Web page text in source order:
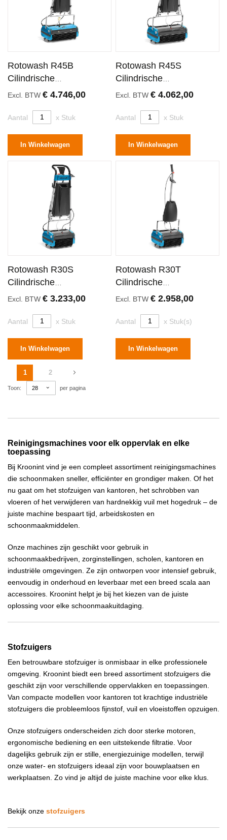
Rotowash R45B
Cilindrische
Schrobmachine 44
Excl. BTW € 4.746,00
Aantal x Stuk
In Winkelwagen
Rotowash R45S
Cilindrische
Schrobmachine 44
Excl. BTW€ 4.062,00
Aantal x Stuk
In Winkelwagen
Rotowash R30S
Cilindrische
Schrobmachine 30
Excl. BTW € 3.233,00
Aantal x Stuk
In Winkelwagen
Rotowash R30T
Cilindrische
Schrobmachine 30
Excl. BTW€ 2.958,00
Aantal x Stuk(s)
In Winkelwagen
PaginaU lees momenteel pagina
1 Pagina
2
Toon per pagina
Reinigingsmachines voor elk oppervlak en elke
toepassing
Bij Kroonint vind je een compleet assortiment reinigingsmachines
die schoonmaken sneller, efficiënter en grondiger maken. Of het
nu gaat om het stofzuigen van kantoren, het schrobben van
vloeren of het verwijderen van hardnekkig vuil met hogedruk – de
juiste machine bespaart tijd, arbeidskosten en
schoonmaakmiddelen.
Onze machines zijn geschikt voor gebruik in
schoonmaakbedrijven, zorginstellingen, scholen, kantoren en
industriële omgevingen. Ze zijn ontworpen voor intensief gebruik,
eenvoudig in onderhoud en leverbaar met een breed scala aan
accessoires. Kroonint helpt je bij het kiezen van de juiste
oplossing voor elke schoonmaakuitdaging.
Stofzuigers
Een betrouwbare stofzuiger is onmisbaar in elke professionele
omgeving. Kroonint biedt een breed assortiment stofzuigers die
geschikt zijn voor verschillende oppervlakken en toepassingen.
Van compacte modellen voor kantoren tot krachtige industriële
stofzuigers die probleemloos fijnstof, vuil en vloeistoffen opzuigen.
Onze stofzuigers onderscheiden zich door sterke motoren,
ergonomische bediening en een uitstekende filtratie. Voor
dagelijks gebruik zijn er stille, energiezuinige modellen, terwijl
onze water- en stofzuigers ideaal zijn voor bouwplaatsen en
werkplaatsen. Zo vind je altijd de juiste machine voor elke klus.
Bekijk onze stofzuigers